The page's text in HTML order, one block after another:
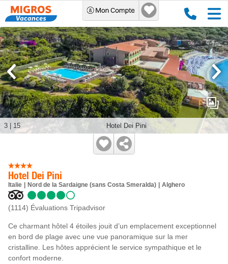
Hotel Dei Pini
Italie Nord de la Sardaigne (sans Costa Smeralda) Alghero
(1114) Évaluations Tripadvisor
Ce charmant hôtel 4 étoiles jouit d’un emplacement exceptionnel
en bord de plage avec une vue panoramique sur la mer
cristalline. Les hôtes apprécient le service sympathique et le
confort moderne.
Hotel Dei Pini
3 15